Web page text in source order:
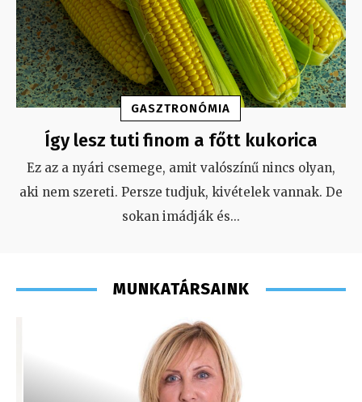
GASZTRONÓMIA
Így lesz tuti finom a főtt kukorica
Ez az a nyári csemege, amit valószínű nincs olyan,
aki nem szereti. Persze tudjuk, kivételek vannak. De
sokan imádják és...
MUNKATÁRSAINK